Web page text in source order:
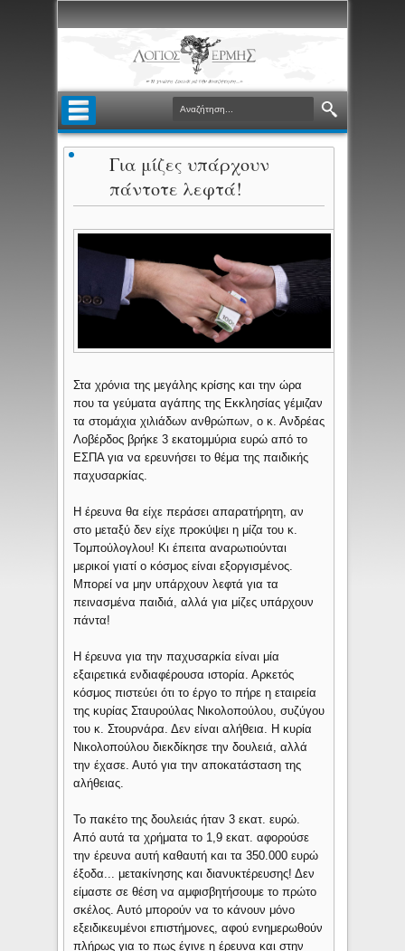
Για μίζες υπάρχουν
πάντοτε λεφτά!
Στα χρόνια της μεγάλης κρίσης και την ώρα
που τα γεύματα αγάπης της Εκκλησίας γέμιζαν
τα στομάχια χιλιάδων ανθρώπων, ο κ. Ανδρέας
Λοβέρδος βρήκε 3 εκατομμύρια ευρώ από το
ΕΣΠΑ για να ερευνήσει το θέμα της παιδικής
παχυσαρκίας.
Η έρευνα θα είχε περάσει απαρατήρητη, αν
στο μεταξύ δεν είχε προκύψει η μίζα του κ.
Τομπούλογλου! Κι έπειτα αναρωτιούνται
μερικοί γιατί ο κόσμος είναι εξοργισμένος.
Μπορεί να μην υπάρχουν λεφτά για τα
πεινασμένα παιδιά, αλλά για μίζες υπάρχουν
πάντα!
Η έρευνα για την παχυσαρκία είναι μία
εξαιρετικά ενδιαφέρουσα ιστορία. Αρκετός
κόσμος πιστεύει ότι το έργο το πήρε η εταιρεία
της κυρίας Σταυρούλας Νικολοπούλου, συζύγου
του κ. Στουρνάρα. Δεν είναι αλήθεια. Η κυρία
Νικολοπούλου διεκδίκησε την δουλειά, αλλά
την έχασε. Αυτό για την αποκατάσταση της
αλήθειας.
Το πακέτο της δουλειάς ήταν 3 εκατ. ευρώ.
Από αυτά τα χρήματα το 1,9 εκατ. αφορούσε
την έρευνα αυτή καθαυτή και τα 350.000 ευρώ
έξοδα... μετακίνησης και διανυκτέρευσης! Δεν
είμαστε σε θέση να αμφισβητήσουμε το πρώτο
σκέλος. Αυτό μπορούν να το κάνουν μόνο
εξειδικευμένοι επιστήμονες, αφού ενημερωθούν
πλήρως για το πως έγινε η έρευνα και στην